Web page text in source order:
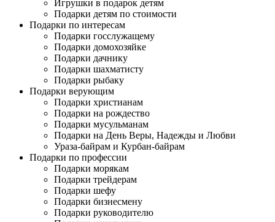
Игрушки в подарок детям
Подарки детям по стоимости
Подарки по интересам
Подарки госслужащему
Подарки домохозяйке
Подарки дачнику
Подарки шахматисту
Подарки рыбаку
Подарки верующим
Подарки христианам
Подарки на рождество
Подарки мусульманам
Подарки на День Веры, Надежды и Любви
Ураза-байрам и Курбан-байрам
Подарки по профессии
Подарки морякам
Подарки трейдерам
Подарки шефу
Подарки бизнесмену
Подарки руководителю